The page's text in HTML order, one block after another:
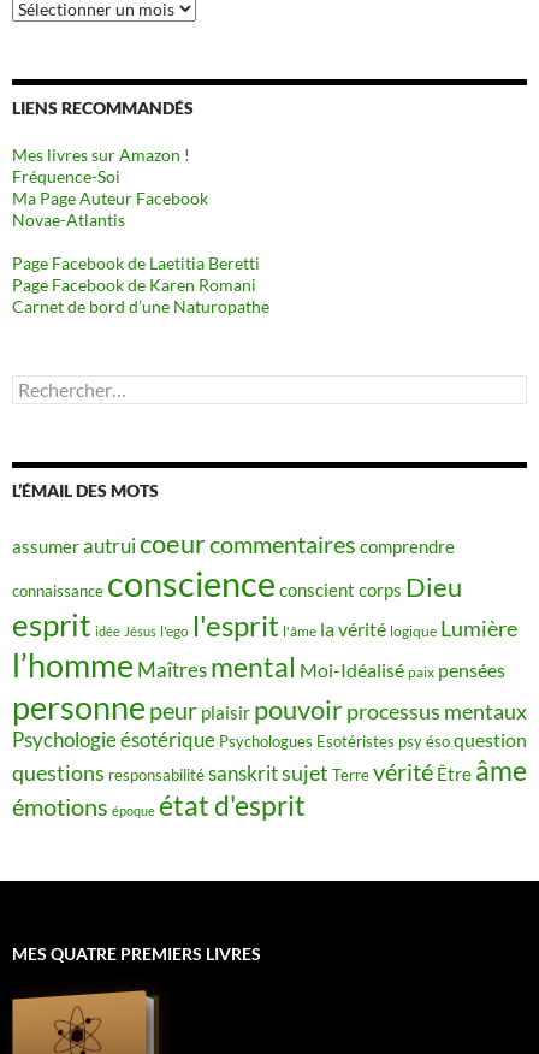
Archives
LIENS RECOMMANDÉS
Mes livres sur Amazon !
Fréquence-Soi
Ma Page Auteur Facebook
Novae-Atlantis
Page Facebook de Laetitia Beretti
Page Facebook de Karen Romani
Carnet de bord d’une Naturopathe
Rechercher :
L’ÉMAIL DES MOTS
assumerautruicoeurcommentaires comprendre
connaissance conscience conscient corps Dieu
esprit idée Jésus l'ego l'esprit l'âme la vérité logique Lumière
l’homme Maîtres mental Moi-Idéalisé paix pensées
personne peur plaisir pouvoirprocessus mentaux
Psychologie ésotérique Psychologues Esotéristes psy ésoquestion
questions responsabilitésanskritsujet Terrevérité Être âme
émotions époque état d'esprit
MES QUATRE PREMIERS LIVRES